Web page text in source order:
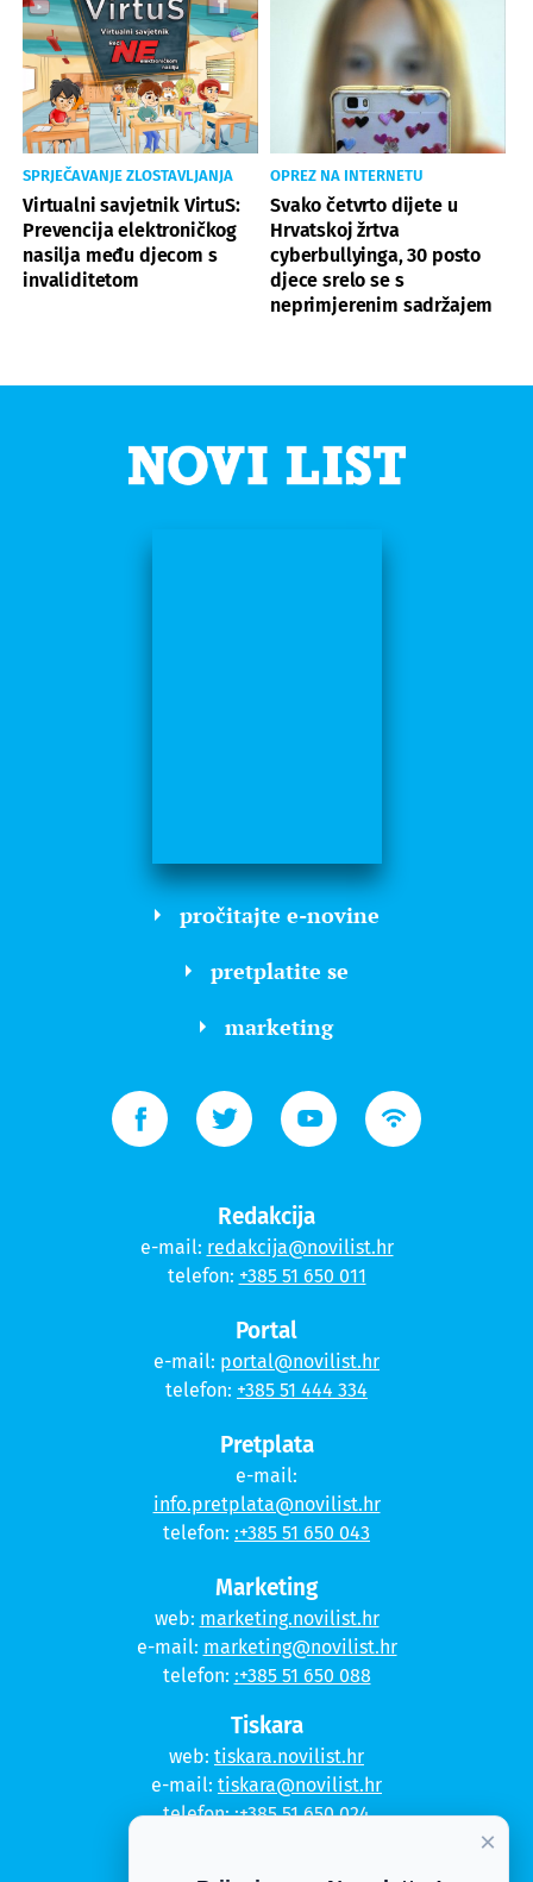
SPRJEČAVANJE ZLOSTAVLJANJA
Virtualni savjetnik VirtuS:
Prevencija elektroničkog
nasilja među djecom s
invaliditetom
OPREZ NA INTERNETU
Svako četvrto dijete u
Hrvatskoj žrtva
cyberbullyinga, 30 posto
djece srelo se s
neprimjerenim sadržajem
pročitajte e-novine
pretplatite se
marketing
Redakcija
e-mail: redakcija@novilist.hr
telefon: +385 51 650 011
Portal
e-mail: portal@novilist.hr
telefon: +385 51 444 334
Pretplata
e-mail:
info.pretplata@novilist.hr
telefon: :+385 51 650 043
Marketing
web: marketing.novilist.hr
e-mail: marketing@novilist.hr
telefon: :+385 51 650 088
Tiskara
web: tiskara.novilist.hr
e-mail: tiskara@novilist.hr
telefon::+385 51 650 024
×